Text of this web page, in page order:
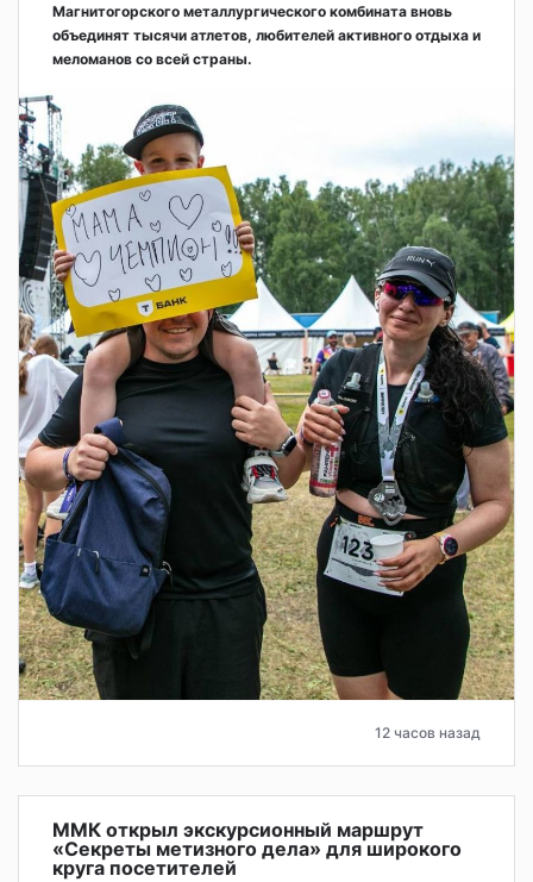
Магнитогорского металлургического комбината вновь
объединят тысячи атлетов, любителей активного отдыха и
меломанов со всей страны.
12 часов назад
ММК открыл экскурсионный маршрут
«Секреты метизного дела» для широкого
круга посетителей